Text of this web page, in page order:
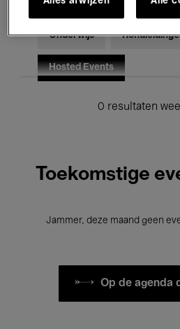
Voor iedereen Kids’
Onderwijs
Hosted Events
0 resultaten
Toekomstige
Jammer, deze maand geen
Op de agenda